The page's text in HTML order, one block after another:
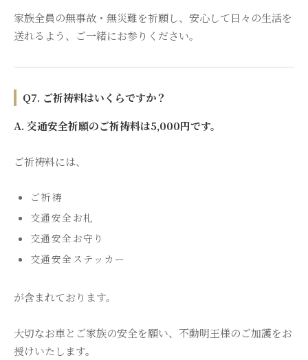
家族全員の無事故・無災難を祈願し、安心して日々の生活を
送れるよう、ご一緒にお参りください。
Q7. ご祈祷料はいくらですか？
A. 交通安全祈願のご祈祷料は5,000円です。
ご祈祷料には、
ご祈祷
交通安全お札
交通安全お守り
交通安全ステッカー
が含まれております。
大切なお車とご家族の安全を願い、不動明王様のご加護をお
授けいたします。